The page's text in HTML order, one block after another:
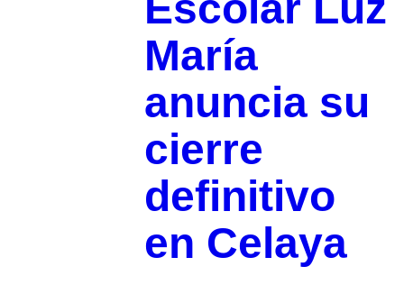
María
anuncia su
cierre
definitivo
en Celaya